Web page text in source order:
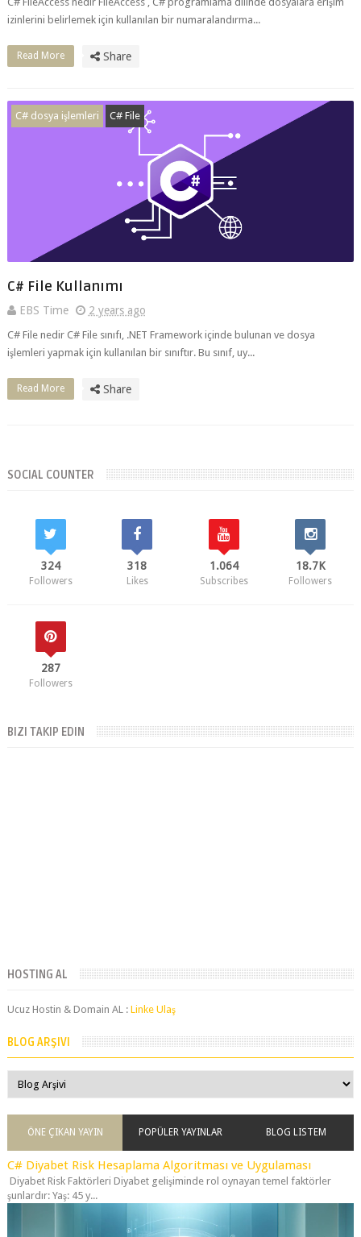
izinlerini belirlemek için kullanılan bir numaralandırma...
Read More Share
C# dosya işlemleri C# File
C# File Kullanımı
EBS Time 2 years ago
C# File nedir C# File sınıfı, .NET Framework içinde bulunan ve dosya
işlemleri yapmak için kullanılan bir sınıftır. Bu sınıf, uy...
Read More Share
SOCIAL COUNTER
324
Followers
318
Likes
1.064
Subscribes
18.7K
Followers
287
Followers
BIZI TAKIP EDIN
HOSTING AL
Ucuz Hostin & Domain AL : Linke Ulaş
BLOG ARŞIVI
ÖNE ÇIKAN YAYIN POPÜLER YAYINLAR BLOG LISTEM
C# Diyabet Risk Hesaplama Algoritması ve Uygulaması
Diyabet Risk Faktörleri Diyabet gelişiminde rol oynayan temel faktörler
şunlardır: Yaş: 45 y...